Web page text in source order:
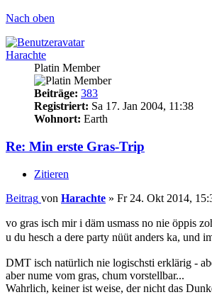
Nach oben
Harachte
Platin Member
Beiträge: 383
Registriert: Sa 17. Jan 2004, 11:38
Wohnort: Earth
Re: Min erste Gras-Trip
Zitieren
Beitrag von Harachte » Fr 24. Okt 2014,
vo gras isch mir i däm usmass no nie öppis
u du hesch a dere party nüüt anders ka, und
DMT isch natürlich nie logischsti erklärig -
aber nume vom gras, chum vorstellbar...
Wahrlich, keiner ist weise, der nicht das